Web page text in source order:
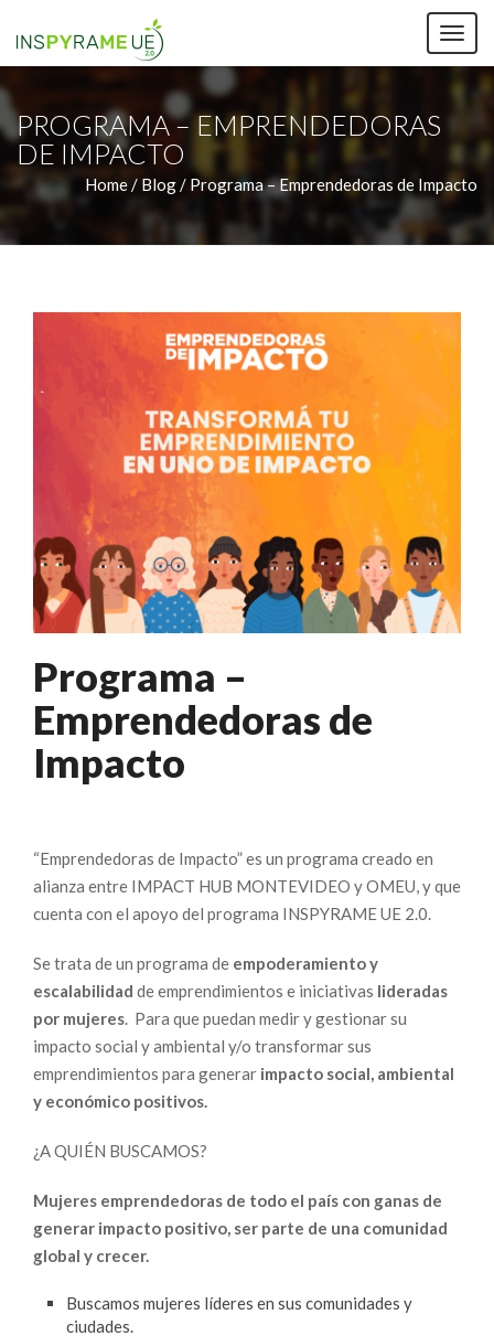
PROGRAMA – EMPRENDEDORAS
DE IMPACTO
Home / Blog / Programa – Emprendedoras de Impacto
Programa –
Emprendedoras de
Impacto
“Emprendedoras de Impacto” es un programa creado en
alianza entre IMPACT HUB MONTEVIDEO y OMEU, y que
cuenta con el apoyo del programa INSPYRAME UE 2.0.
Se trata de un programa de empoderamiento y
escalabilidad de emprendimientos e iniciativas lideradas
por mujeres. Para que puedan medir y gestionar su
impacto social y ambiental y/o transformar sus
emprendimientos para generar impacto social, ambiental
y económico positivos.
¿A QUIÉN BUSCAMOS?
Mujeres emprendedoras de todo el país con ganas de
generar impacto positivo, ser parte de una comunidad
global y crecer.
Buscamos mujeres líderes en sus comunidades y
ciudades.